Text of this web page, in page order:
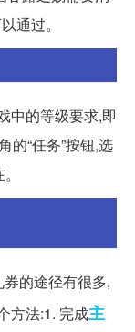
通过。
中的等级要求,即
的“任务”按钮,选
的途径有很多,
方法:1. 完成主